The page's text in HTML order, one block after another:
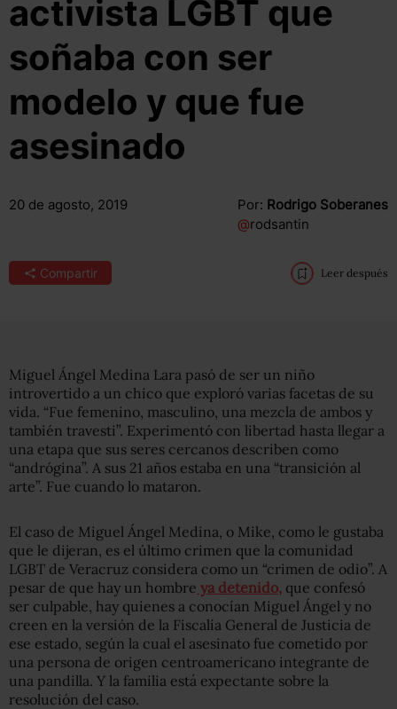
activista LGBT que
soñaba con ser
modelo y que fue
asesinado
20 de agosto, 2019 Por: Rodrigo Soberanes
@rodsantin
Compartir Leer después
Miguel Ángel Medina Lara pasó de ser un niño
introvertido a un chico que exploró varias facetas de su
vida. “Fue femenino, masculino, una mezcla de ambos y
también travesti”. Experimentó con libertad hasta llegar a
una etapa que sus seres cercanos describen como
“andrógina”. A sus 21 años estaba en una “transición al
arte”. Fue cuando lo mataron.
El caso de Miguel Ángel Medina, o Mike, como le gustaba
que le dijeran, es el último crimen que la comunidad
LGBT de Veracruz considera como un “crimen de odio”. A
pesar de que hay un hombre ya detenido, que confesó
ser culpable, hay quienes a conocían Miguel Ángel y no
creen en la versión de la Fiscalía General de Justicia de
ese estado, según la cual el asesinato fue cometido por
una persona de origen centroamericano integrante de
una pandilla. Y la familia está expectante sobre la
resolución del caso.